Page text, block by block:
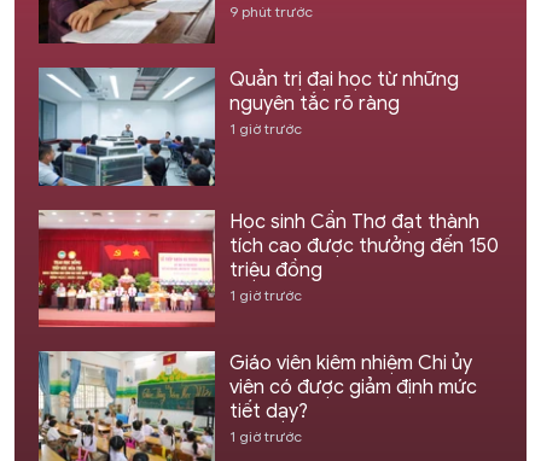
9 phút trước
Quản trị đại học từ những
nguyên tắc rõ ràng
1 giờ trước
Học sinh Cần Thơ đạt thành
tích cao được thưởng đến 150
triệu đồng
1 giờ trước
Giáo viên kiêm nhiệm Chi ủy
viên có được giảm định mức
tiết dạy?
1 giờ trước